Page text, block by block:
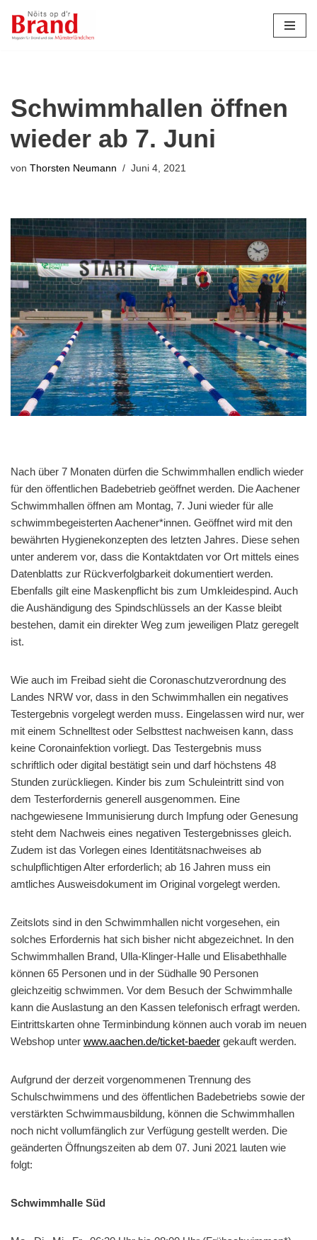
Zum
Schwimmhallen öffnen
wieder ab 7. Juni
von Thorsten Neumann Juni 4, 2021
Nach über 7 Monaten dürfen die Schwimmhallen endlich wieder
für den öffentlichen Badebetrieb geöffnet werden. Die Aachener
Schwimmhallen öffnen am Montag, 7. Juni wieder für alle
schwimmbegeisterten Aachener*innen. Geöffnet wird mit den
bewährten Hygienekonzepten des letzten Jahres. Diese sehen
unter anderem vor, dass die Kontaktdaten vor Ort mittels eines
Datenblatts zur Rückverfolgbarkeit dokumentiert werden.
Ebenfalls gilt eine Maskenpflicht bis zum Umkleidespind. Auch
die Aushändigung des Spindschlüssels an der Kasse bleibt
bestehen, damit ein direkter Weg zum jeweiligen Platz geregelt
ist.
Wie auch im Freibad sieht die Coronaschutzverordnung des
Landes NRW vor, dass in den Schwimmhallen ein negatives
Testergebnis vorgelegt werden muss. Eingelassen wird nur, wer
mit einem Schnelltest oder Selbsttest nachweisen kann, dass
keine Coronainfektion vorliegt. Das Testergebnis muss
schriftlich oder digital bestätigt sein und darf höchstens 48
Stunden zurückliegen. Kinder bis zum Schuleintritt sind von
dem Testerfordernis generell ausgenommen. Eine
nachgewiesene Immunisierung durch Impfung oder Genesung
steht dem Nachweis eines negativen Testergebnisses gleich.
Zudem ist das Vorlegen eines Identitätsnachweises ab
schulpflichtigen Alter erforderlich; ab 16 Jahren muss ein
amtliches Ausweisdokument im Original vorgelegt werden.
Zeitslots sind in den Schwimmhallen nicht vorgesehen, ein
solches Erfordernis hat sich bisher nicht abgezeichnet. In den
Schwimmhallen Brand, Ulla-Klinger-Halle und Elisabethhalle
können 65 Personen und in der Südhalle 90 Personen
gleichzeitig schwimmen. Vor dem Besuch der Schwimmhalle
kann die Auslastung an den Kassen telefonisch erfragt werden.
Eintrittskarten ohne Terminbindung können auch vorab im neuen
Webshop unter www.aachen.de/ticket-baeder gekauft werden.
Aufgrund der derzeit vorgenommenen Trennung des
Schulschwimmens und des öffentlichen Badebetriebs sowie der
verstärkten Schwimmausbildung, können die Schwimmhallen
noch nicht vollumfänglich zur Verfügung gestellt werden. Die
geänderten Öffnungszeiten ab dem 07. Juni 2021 lauten wie
folgt:
Schwimmhalle Süd